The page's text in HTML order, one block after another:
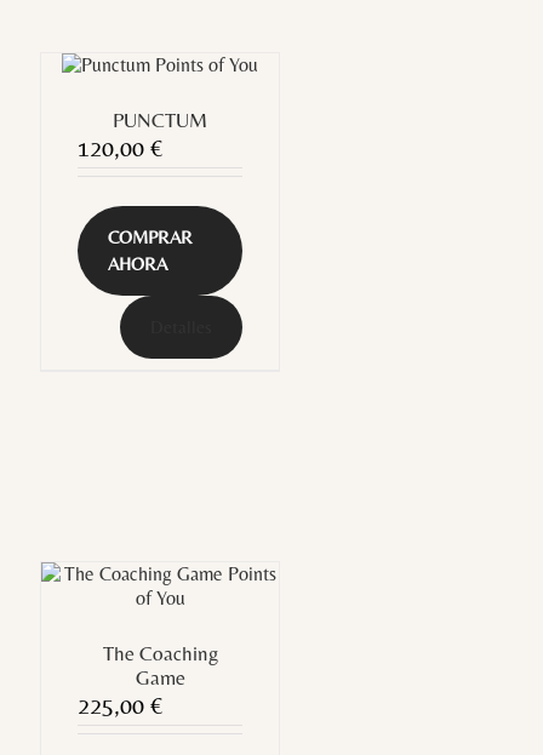
PUNCTUM
120,00 €
COMPRAR
AHORA
The Coaching
Game
225,00 €